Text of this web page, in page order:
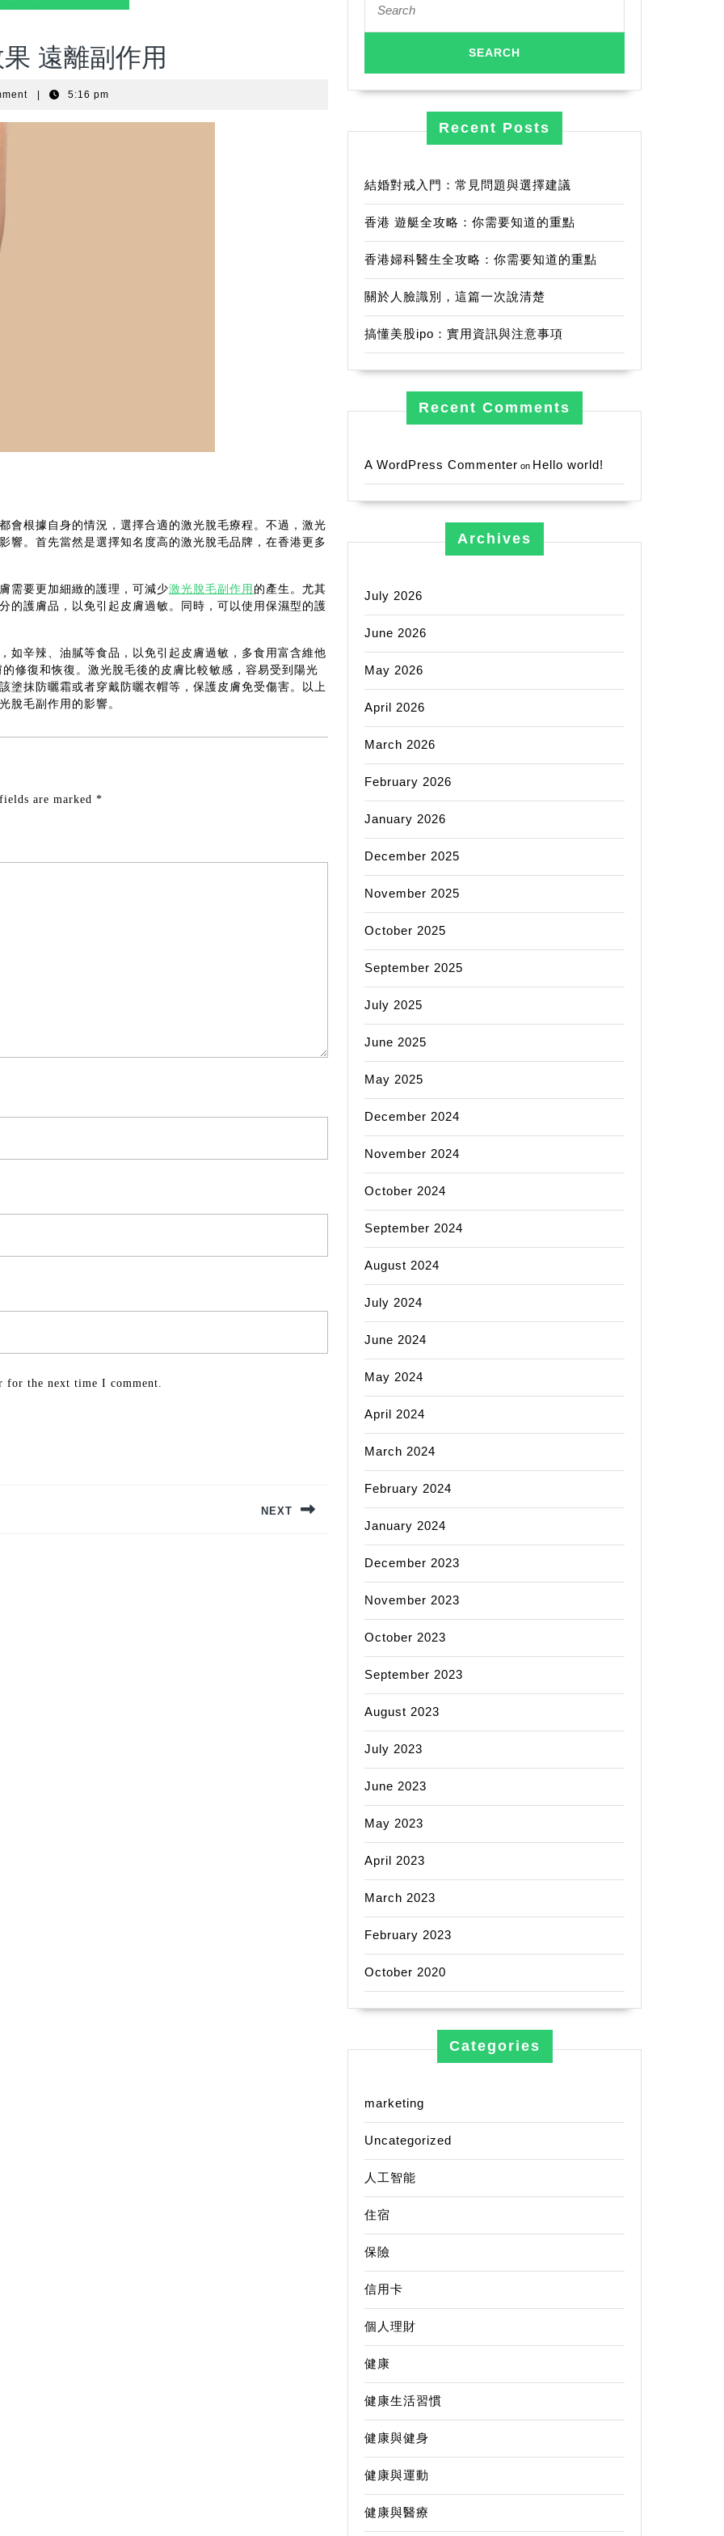
遠離副作用
5:16 pm
會根據自身的情況，選擇合適的激光脫毛療程。不過，激光
響。首先當然是選擇知名度高的激光脫毛品牌，在香港更多
需要更加細緻的護理，可減少激光脫毛副作用 的產生。尤其
的護膚品，以免引起皮膚過敏。同時，可以使用保濕型的護
如辛辣、油膩等食品，以免引起皮膚過敏，多食用富含維他
修復和恢復。激光脫毛後的皮膚比較敏感，容易受到陽光
塗抹防曬霜或者穿戴防曬衣帽等，保護皮膚免受傷害。以上
脫毛副作用的影響。
are marked *
for the next time I comment.
NEXT
for:
Recent Posts
結婚對戒入門：常見問題與選擇建議
香港 遊艇全攻略：你需要知道的重點
香港婦科醫生全攻略：你需要知道的重點
關於人臉識別，這篇一次說清楚
搞懂美股ipo：實用資訊與注意事項
Recent Comments
A WordPress Commenter on Hello world!
Archives
July 2026
June 2026
May 2026
April 2026
March 2026
February 2026
January 2026
December 2025
November 2025
October 2025
September 2025
July 2025
June 2025
May 2025
December 2024
November 2024
October 2024
September 2024
August 2024
July 2024
June 2024
May 2024
April 2024
March 2024
February 2024
January 2024
December 2023
November 2023
October 2023
September 2023
August 2023
July 2023
June 2023
May 2023
April 2023
March 2023
February 2023
October 2020
Categories
marketing
Uncategorized
人工智能
住宿
保險
信用卡
個人理財
健康
健康生活習慣
健康與健身
健康與運動
健康與醫療